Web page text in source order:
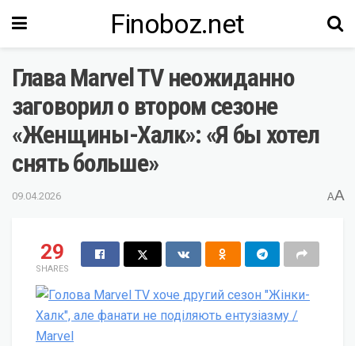
Finoboz.net
Глава Marvel TV неожиданно
заговорил о втором сезоне
«Женщины-Халк»: «Я бы хотел
снять больше»
09.04.2026 AA
29
SHARES